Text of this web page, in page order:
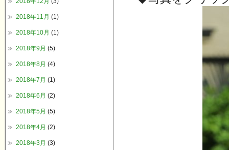
2018年11月 (1)
2018年10月 (1)
2018年9月 (5)
2018年8月 (4)
2018年7月 (1)
2018年6月 (2)
2018年5月 (5)
2018年4月 (2)
2018年3月 (3)